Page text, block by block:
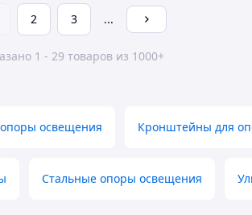
2 3 ...
1 - 29 товаров из 1000+
освещения Кронштейны для
Стальные опоры освещения